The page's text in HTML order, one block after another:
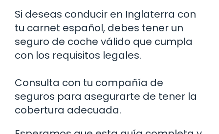
Si deseas conducir en Inglaterra con
tu carnet español, debes tener un
seguro de coche válido que cumpla
con los requisitos legales.
Consulta con tu compañía de
seguros para asegurarte de tener la
cobertura adecuada.